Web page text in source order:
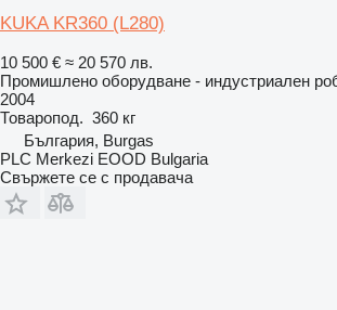
KUKA KR360 (L280)
10 500 € ≈ 20 570 лв.
Промишлено оборудване - индустриален
2004
Товаропод. 360 кг
България, Burgas
PLC Merkezi EOOD Bulgaria
Свържете се с продавача